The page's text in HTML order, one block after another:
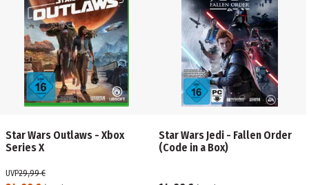
Star Wars Outlaws - Xbox
Series X
UVP29,99 €
Star Wars Jedi - Fallen Order
(Code in a Box)